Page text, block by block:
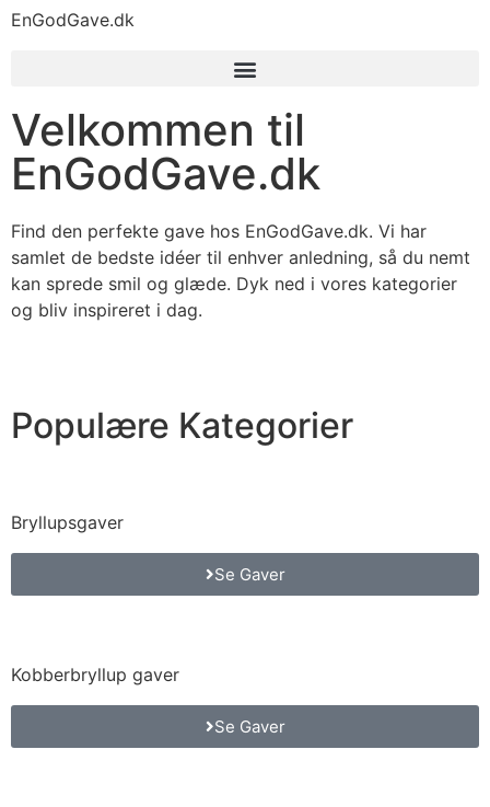
EnGodGave.dk
Velkommen til
EnGodGave.dk
Find den perfekte gave hos EnGodGave.dk. Vi har
samlet de bedste idéer til enhver anledning, så du nemt
kan sprede smil og glæde. Dyk ned i vores kategorier
og bliv inspireret i dag.
Populære Kategorier
Bryllupsgaver
Se Gaver
Kobberbryllup gaver
Se Gaver